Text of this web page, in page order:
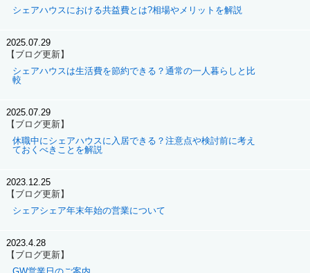
シェアハウスにおける共益費とは?相場やメリットを解説
2025.07.29
【ブログ更新】
シェアハウスは生活費を節約できる？通常の一人暮らしと比
較
2025.07.29
【ブログ更新】
休職中にシェアハウスに入居できる？注意点や検討前に考え
ておくべきことを解説
2023.12.25
【ブログ更新】
シェアシェア年末年始の営業について
2023.4.28
【ブログ更新】